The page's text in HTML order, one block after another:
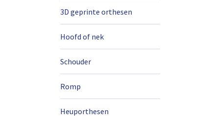
3D geprinte orthesen
Hoofd of nek
Schouder
Romp
Heuporthesen